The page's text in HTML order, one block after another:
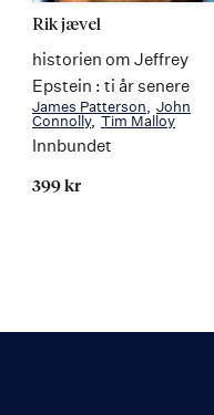
Rik jævel
historien om Jeffrey
Epstein : ti år senere
James Patterson
John
Connolly Tim Malloy
Innbundet
399 kr